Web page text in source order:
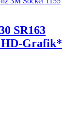
SR163
HD-Grafik*